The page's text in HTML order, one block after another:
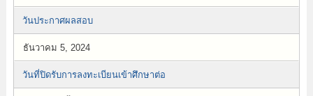
วันประกาศผลสอบ
ธันวาคม 5, 2024
วันที่ปิดรับการลงทะเบียนเข้าศึกษาต่อ